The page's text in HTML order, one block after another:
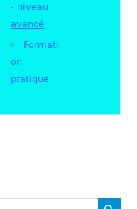
- niveau
avancé
Formati
on
pratique